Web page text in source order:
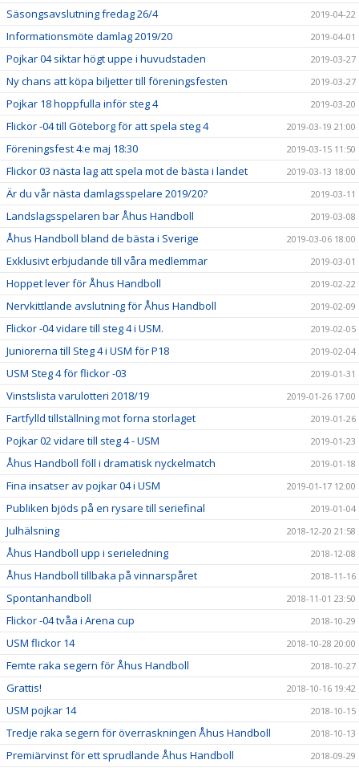
Säsongsavslutning fredag 26/4 2019-04-22
Informationsmöte damlag 2019/20 2019-04-01
Pojkar 04 siktar högt uppe i huvudstaden 2019-03-27
Ny chans att köpa biljetter till föreningsfesten 2019-03-27
Pojkar 18 hoppfulla inför steg 4 2019-03-20
Flickor -04 till Göteborg för att spela steg 4 2019-03-19 21:00
Föreningsfest 4:e maj 18:30 2019-03-15 11:50
Flickor 03 nästa lag att spela mot de bästa i landet 2019-03-13 18:00
Är du vår nästa damlagsspelare 2019/20? 2019-03-11
Landslagsspelaren bar Åhus Handboll 2019-03-08
Åhus Handboll bland de bästa i Sverige 2019-03-06 18:00
Exklusivt erbjudande till våra medlemmar 2019-03-01
Hoppet lever för Åhus Handboll 2019-02-22
Nervkittlande avslutning för Åhus Handboll 2019-02-09
Flickor -04 vidare till steg 4 i USM. 2019-02-05
Juniorerna till Steg 4 i USM för P18 2019-02-04
USM Steg 4 för flickor -03 2019-01-31
Vinstslista varulotteri 2018/19 2019-01-26 17:00
Fartfylld tillställning mot forna storlaget 2019-01-26
Pojkar 02 vidare till steg 4 - USM 2019-01-23
Åhus Handboll föll i dramatisk nyckelmatch 2019-01-18
Fina insatser av pojkar 04 i USM 2019-01-17 12:00
Publiken bjöds på en rysare till seriefinal 2019-01-04
Julhälsning 2018-12-20 21:58
Åhus Handboll upp i serieledning 2018-12-08
Åhus Handboll tillbaka på vinnarspåret 2018-11-16
Spontanhandboll 2018-11-01 23:50
Flickor -04 tvåa i Arena cup 2018-10-29
USM flickor 14 2018-10-28 20:00
Femte raka segern för Åhus Handboll 2018-10-27
Grattis! 2018-10-16 19:42
USM pojkar 14 2018-10-15
Tredje raka segern för överraskningen Åhus Handboll 2018-10-13
Premiärvinst för ett sprudlande Åhus Handboll 2018-09-29